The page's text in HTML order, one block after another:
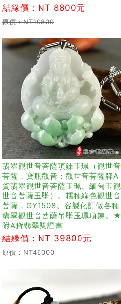
結緣價：NT 8800元
原價：NT10800
翡翠觀世音菩薩項鍊玉珮（觀世音
菩薩，寶瓶觀音：觀世音菩薩牌A
貨翡翠觀世音菩薩玉珮、緬甸玉觀
世音菩薩玉墜）。糯種綠色觀世音
菩薩，GY1508。客製化訂做各種
翡翠觀世音菩薩吊墜玉珮項鍊。★
附A貨翡翠雙證書
結緣價：NT 39800元
原價：NT46000